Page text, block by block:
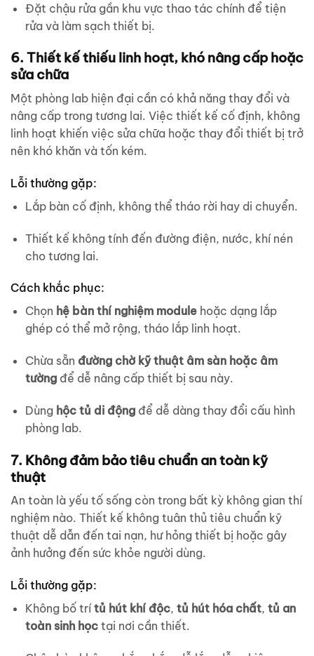
Đặt chậu rửa gần khu vực thao tác chính để tiện
rửa và làm sạch thiết bị.
6. Thiết kế thiếu linh hoạt, khó nâng cấp hoặc
sửa chữa
Một phòng lab hiện đại cần có khả năng thay đổi và
nâng cấp trong tương lai. Việc thiết kế cố định, không
linh hoạt khiến việc sửa chữa hoặc thay đổi thiết bị trở
nên khó khăn và tốn kém.
Lỗi thường gặp:
Lắp bàn cố định, không thể tháo rời hay di chuyển.
Thiết kế không tính đến đường điện, nước, khí nén
cho tương lai.
Cách khắc phục:
Chọn hệ bàn thí nghiệm modulehoặc dạng lắp
ghép có thể mở rộng, tháo lắp linh hoạt.
Chừa sẵn đường chờ kỹ thuật âm sàn hoặc âm
tườngđể dễ nâng cấp thiết bị sau này.
Dùng hộc tủ di độngđể dễ dàng thay đổi cấu hình
phòng lab.
7. Không đảm bảo tiêu chuẩn an toàn kỹ
thuật
An toàn là yếu tố sống còn trong bất kỳ không gian thí
nghiệm nào. Thiết kế không tuân thủ tiêu chuẩn kỹ
thuật dễ dẫn đến tai nạn, hư hỏng thiết bị hoặc gây
ảnh hưởng đến sức khỏe người dùng.
Lỗi thường gặp:
Không bố trítủ hút khí độc, tủ hút hóa chất, tủ an
toàn sinh họctại nơi cần thiết.